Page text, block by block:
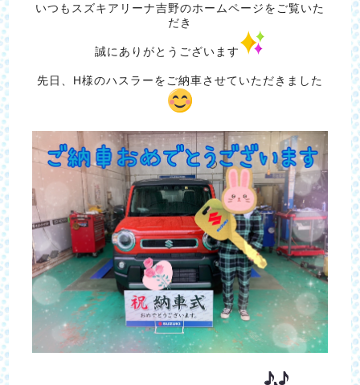
いつもスズキアリーナ吉野のホームページをご覧いた
だき
誠にありがとうございます
先日、H様のハスラーをご納車させていただきました